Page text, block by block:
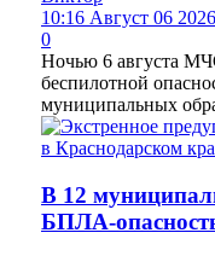
10:16 Август 06 2026
0
Ночью 6 августа
беспилотной
муниципальных
В 12
БПЛА-